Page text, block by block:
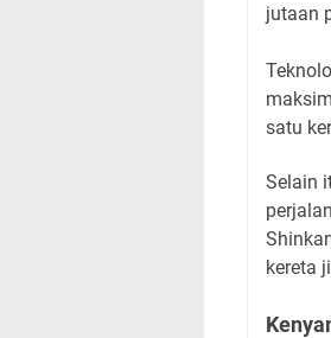
jutaan
satu
Selain
kereta